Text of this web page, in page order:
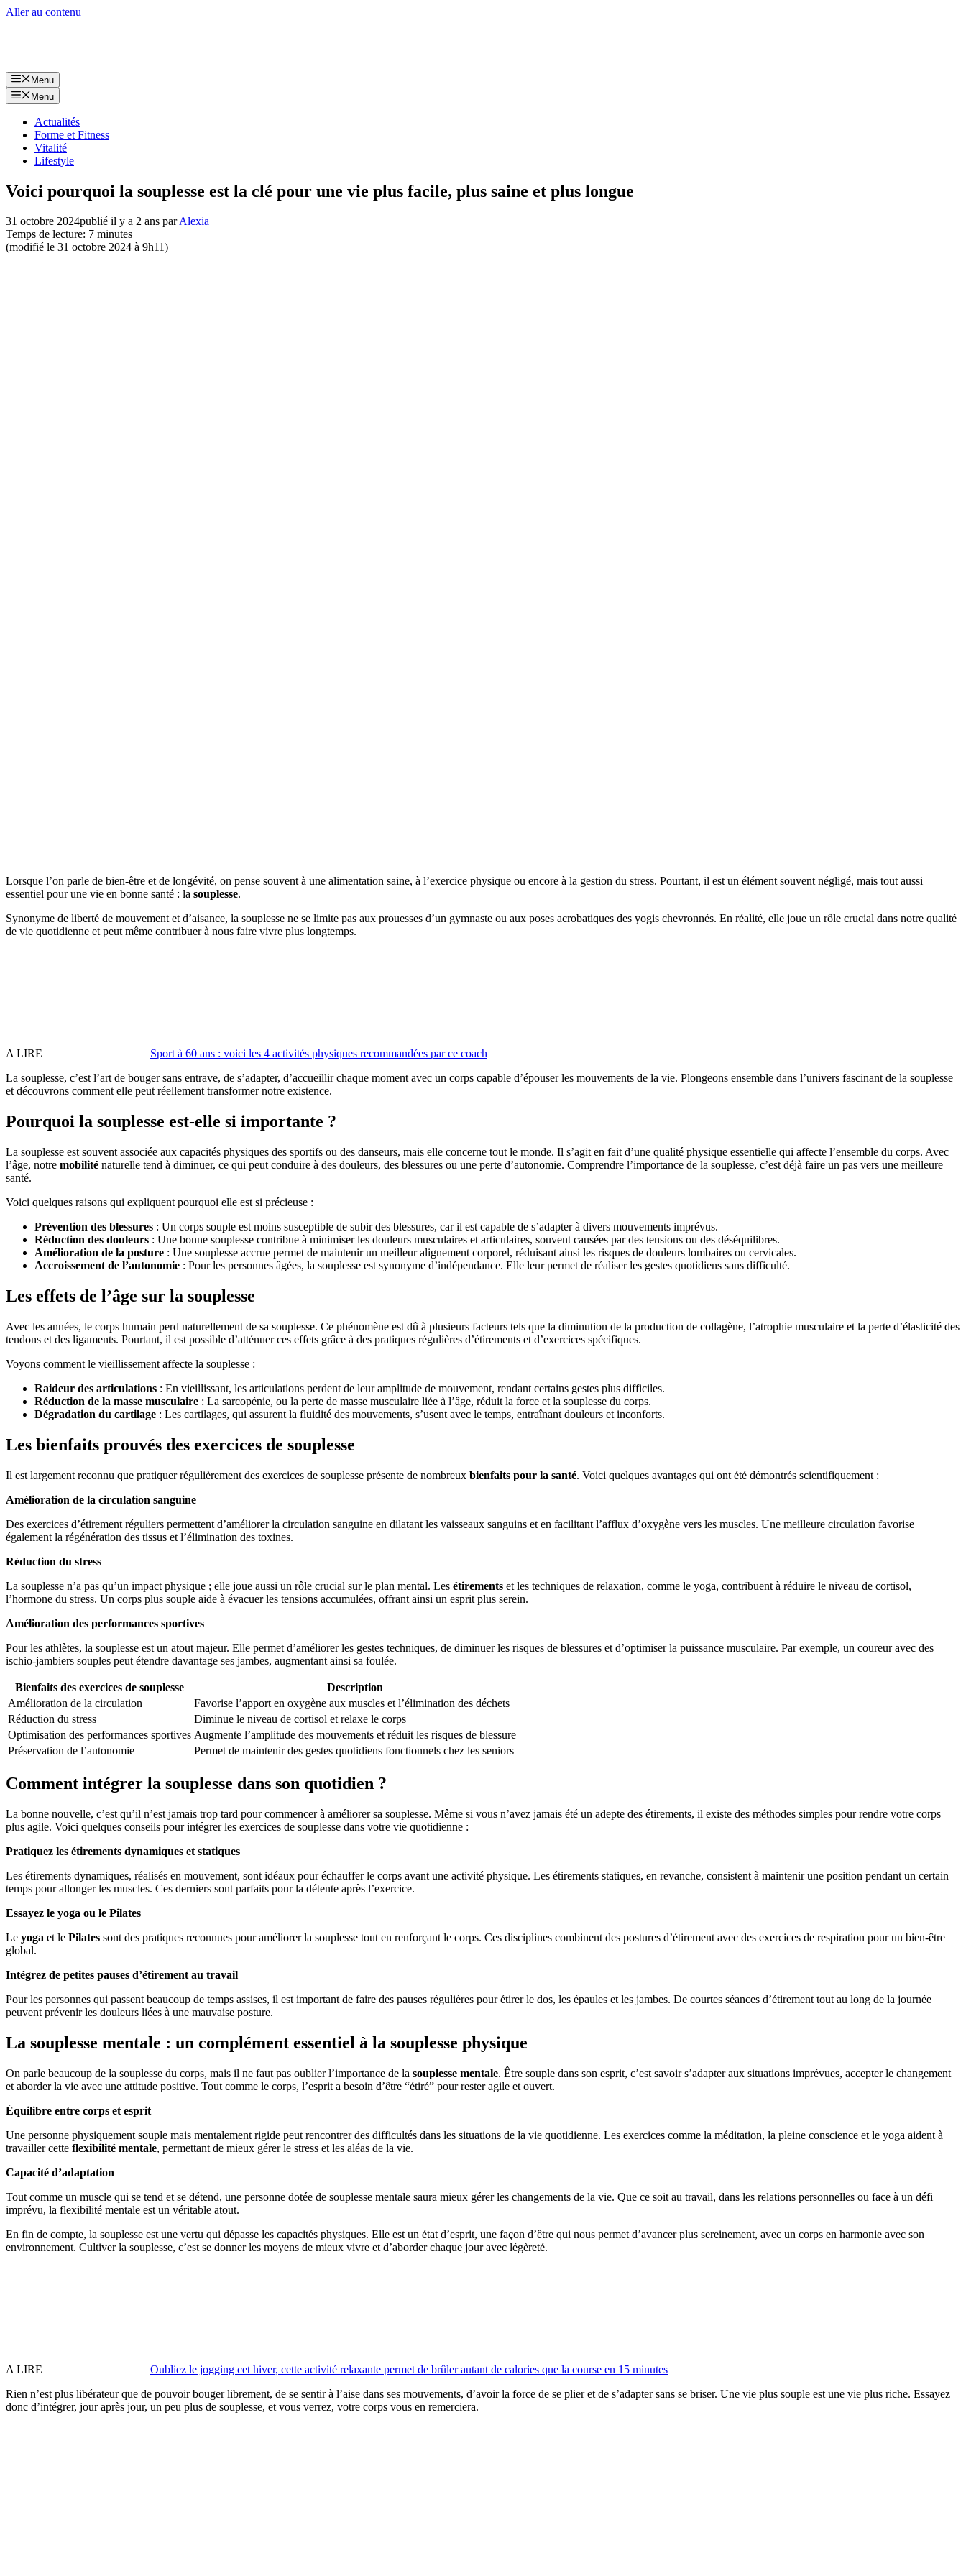
Aller au contenu
Menu
Menu
Actualités
Forme et Fitness
Vitalité
Lifestyle
Voici pourquoi la souplesse est la clé pour une vie plus facile, plus saine et plus longue
31 octobre 2024publié il y a 2 ans parAlexia
Temps de lecture: 7 minutes
(modifié le 31 octobre 2024 à 9h11)
Lorsque l’on parle de bien-être et de longévité, on pense souvent à une alimentation saine, à l’exercice physique ou encore à la gestion du stress. Pourtant, il est un élément souvent négligé, mais tout aussi
essentiel pour une vie en bonne santé : la souplesse.
Synonyme de liberté de mouvement et d’aisance, la souplesse ne se limite pas aux prouesses d’un gymnaste ou aux poses acrobatiques des yogis chevronnés. En réalité, elle joue un rôle crucial dans notre qualité
de vie quotidienne et peut même contribuer à nous faire vivre plus longtemps.
A LIRE
Sport à 60 ans : voici les 4 activités physiques recommandées par ce coach
La souplesse, c’est l’art de bouger sans entrave, de s’adapter, d’accueillir chaque moment avec un corps capable d’épouser les mouvements de la vie. Plongeons ensemble dans l’univers fascinant de la souplesse
et découvrons comment elle peut réellement transformer notre existence.
Pourquoi la souplesse est-elle si importante ?
La souplesse est souvent associée aux capacités physiques des sportifs ou des danseurs, mais elle concerne tout le monde. Il s’agit en fait d’une qualité physique essentielle qui affecte l’ensemble du corps. Avec
l’âge, notre mobilité naturelle tend à diminuer, ce qui peut conduire à des douleurs, des blessures ou une perte d’autonomie. Comprendre l’importance de la souplesse, c’est déjà faire un pas vers une meilleure
santé.
Voici quelques raisons qui expliquent pourquoi elle est si précieuse :
Prévention des blessures : Un corps souple est moins susceptible de subir des blessures, car il est capable de s’adapter à divers mouvements imprévus.
Réduction des douleurs : Une bonne souplesse contribue à minimiser les douleurs musculaires et articulaires, souvent causées par des tensions ou des déséquilibres.
Amélioration de la posture : Une souplesse accrue permet de maintenir un meilleur alignement corporel, réduisant ainsi les risques de douleurs lombaires ou cervicales.
Accroissement de l’autonomie : Pour les personnes âgées, la souplesse est synonyme d’indépendance. Elle leur permet de réaliser les gestes quotidiens sans difficulté.
Les effets de l’âge sur la souplesse
Avec les années, le corps humain perd naturellement de sa souplesse. Ce phénomène est dû à plusieurs facteurs tels que la diminution de la production de collagène, l’atrophie musculaire et la perte d’élasticité des
tendons et des ligaments. Pourtant, il est possible d’atténuer ces effets grâce à des pratiques régulières d’étirements et d’exercices spécifiques.
Voyons comment le vieillissement affecte la souplesse :
Raideur des articulations : En vieillissant, les articulations perdent de leur amplitude de mouvement, rendant certains gestes plus difficiles.
Réduction de la masse musculaire : La sarcopénie, ou la perte de masse musculaire liée à l’âge, réduit la force et la souplesse du corps.
Dégradation du cartilage : Les cartilages, qui assurent la fluidité des mouvements, s’usent avec le temps, entraînant douleurs et inconforts.
Les bienfaits prouvés des exercices de souplesse
Il est largement reconnu que pratiquer régulièrement des exercices de souplesse présente de nombreux bienfaits pour la santé. Voici quelques avantages qui ont été démontrés scientifiquement :
Amélioration de la circulation sanguine
Des exercices d’étirement réguliers permettent d’améliorer la circulation sanguine en dilatant les vaisseaux sanguins et en facilitant l’afflux d’oxygène vers les muscles. Une meilleure circulation favorise
également la régénération des tissus et l’élimination des toxines.
Réduction du stress
La souplesse n’a pas qu’un impact physique ; elle joue aussi un rôle crucial sur le plan mental. Les étirements et les techniques de relaxation, comme le yoga, contribuent à réduire le niveau de cortisol,
l’hormone du stress. Un corps plus souple aide à évacuer les tensions accumulées, offrant ainsi un esprit plus serein.
Amélioration des performances sportives
Pour les athlètes, la souplesse est un atout majeur. Elle permet d’améliorer les gestes techniques, de diminuer les risques de blessures et d’optimiser la puissance musculaire. Par exemple, un coureur avec des
ischio-jambiers souples peut étendre davantage ses jambes, augmentant ainsi sa foulée.
Bienfaits des exercices de souplesse
Description
Amélioration de la circulation
Favorise l’apport en oxygène aux muscles et l’élimination des déchets
Réduction du stress
Diminue le niveau de cortisol et relaxe le corps
Optimisation des performances sportives Augmente l’amplitude des mouvements et réduit les risques de blessure
Préservation de l’autonomie
Permet de maintenir des gestes quotidiens fonctionnels chez les seniors
Comment intégrer la souplesse dans son quotidien ?
La bonne nouvelle, c’est qu’il n’est jamais trop tard pour commencer à améliorer sa souplesse. Même si vous n’avez jamais été un adepte des étirements, il existe des méthodes simples pour rendre votre corps
plus agile. Voici quelques conseils pour intégrer les exercices de souplesse dans votre vie quotidienne :
Pratiquez les étirements dynamiques et statiques
Les étirements dynamiques, réalisés en mouvement, sont idéaux pour échauffer le corps avant une activité physique. Les étirements statiques, en revanche, consistent à maintenir une position pendant un certain
temps pour allonger les muscles. Ces derniers sont parfaits pour la détente après l’exercice.
Essayez le yoga ou le Pilates
Le yoga et le Pilates sont des pratiques reconnues pour améliorer la souplesse tout en renforçant le corps. Ces disciplines combinent des postures d’étirement avec des exercices de respiration pour un bien-être
global.
Intégrez de petites pauses d’étirement au travail
Pour les personnes qui passent beaucoup de temps assises, il est important de faire des pauses régulières pour étirer le dos, les épaules et les jambes. De courtes séances d’étirement tout au long de la journée
peuvent prévenir les douleurs liées à une mauvaise posture.
La souplesse mentale : un complément essentiel à la souplesse physique
On parle beaucoup de la souplesse du corps, mais il ne faut pas oublier l’importance de la souplesse mentale. Être souple dans son esprit, c’est savoir s’adapter aux situations imprévues, accepter le changement
et aborder la vie avec une attitude positive. Tout comme le corps, l’esprit a besoin d’être “étiré” pour rester agile et ouvert.
Équilibre entre corps et esprit
Une personne physiquement souple mais mentalement rigide peut rencontrer des difficultés dans les situations de la vie quotidienne. Les exercices comme la méditation, la pleine conscience et le yoga aident à
travailler cette flexibilité mentale, permettant de mieux gérer le stress et les aléas de la vie.
Capacité d’adaptation
Tout comme un muscle qui se tend et se détend, une personne dotée de souplesse mentale saura mieux gérer les changements de la vie. Que ce soit au travail, dans les relations personnelles ou face à un défi
imprévu, la flexibilité mentale est un véritable atout.
En fin de compte, la souplesse est une vertu qui dépasse les capacités physiques. Elle est un état d’esprit, une façon d’être qui nous permet d’avancer plus sereinement, avec un corps en harmonie avec son
environnement. Cultiver la souplesse, c’est se donner les moyens de mieux vivre et d’aborder chaque jour avec légèreté.
A LIRE
Oubliez le jogging cet hiver, cette activité relaxante permet de brûler autant de calories que la course en 15 minutes
Rien n’est plus libérateur que de pouvoir bouger librement, de se sentir à l’aise dans ses mouvements, d’avoir la force de se plier et de s’adapter sans se briser. Une vie plus souple est une vie plus riche. Essayez
donc d’intégrer, jour après jour, un peu plus de souplesse, et vous verrez, votre corps vous en remerciera.